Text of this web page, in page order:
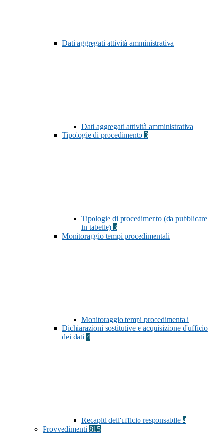
Dati aggregati attività amministrativa
Dati aggregati attività amministrativa
Tipologie di procedimento 3
Tipologie di procedimento (da pubblicare
in tabelle) 3
Monitoraggio tempi procedimentali
Monitoraggio tempi procedimentali
Dichiarazioni sostitutive e acquisizione d'ufficio
dei dati 4
Recapiti dell'ufficio responsabile 4
Provvedimenti 815